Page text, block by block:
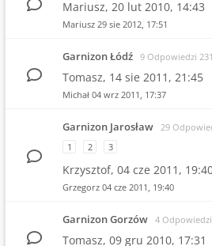
Mariusz, 20 lut 2010, 14:43
Mariusz 29 sie 2012, 17:51
Garnizon Łódź 9 Odpowiedzi
Tomasz, 14 sie 2011, 21:45
Michał 04 wrz 2011, 17:37
Garnizon Jarosław 29
1
2 3
Krzysztof, 04 cze 2011,
Grzegorz 04 cze 2011, 19:40
Garnizon Gorzów 4
Tomasz, 09 gru 2010, 17:31